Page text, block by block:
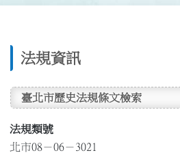
法規資訊
臺北市歷史法規條文檢索
法規類號
北市08－06－3021